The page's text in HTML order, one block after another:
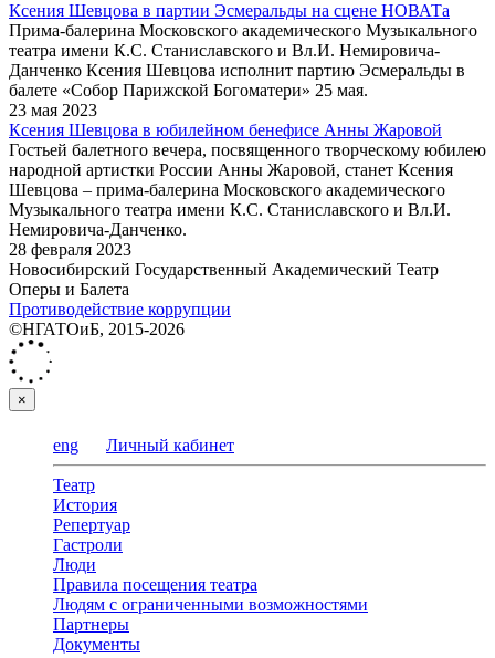
Ксения Шевцова в партии Эсмеральды на сцене НОВАТа
Прима-балерина Московского академического Музыкального
театра имени К.С. Станиславского и Вл.И. Немировича-
Данченко Ксения Шевцова исполнит партию Эсмеральды в
балете «Собор Парижской Богоматери» 25 мая.
23 мая 2023
Ксения Шевцова в юбилейном бенефисе Анны Жаровой
Гостьей балетного вечера, посвященного творческому юбилею
народной артистки России Анны Жаровой, станет Ксения
Шевцова – прима-балерина Московского академического
Музыкального театра имени К.С. Станиславского и Вл.И.
Немировича-Данченко.
28 февраля 2023
Новосибирский Государственный Академический Театр
Оперы и Балета
Противодействие коррупции
©НГАТОиБ, 2015-2026
×
eng Личный кабинет
Театр
История
Репертуар
Гастроли
Люди
Правила посещения театра
Людям с ограниченными возможностями
Партнеры
Документы